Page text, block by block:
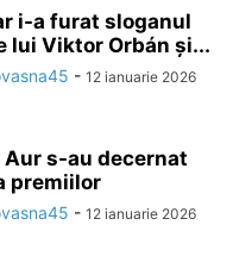
i-a furat sloganul
lui Viktor Orbán și...
- 12 ianuarie 2026
Aur s-au decernat
premiilor
- 12 ianuarie 2026